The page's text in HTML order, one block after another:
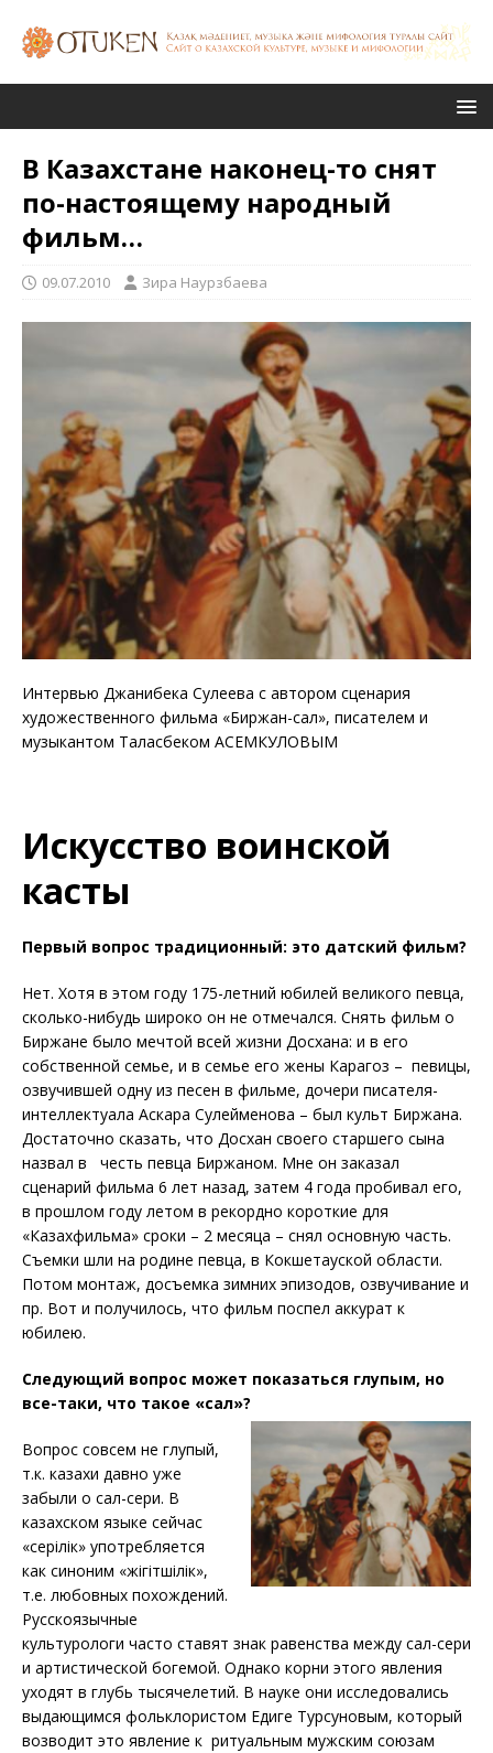
В Казахстане наконец-то снят
по-настоящему народный
фильм…
09.07.2010 Зира Наурзбаева
Интервью Джанибека Сулеева с автором сценария
художественного фильма «Биржан-сал», писателем и
музыкантом Таласбеком АСЕМКУЛОВЫМ
Искусство воинской
касты
Первый вопрос традиционный: это датский фильм?
Нет. Хотя в этом году 175-летний юбилей великого певца,
сколько-нибудь широко он не отмечался. Снять фильм о
Биржане было мечтой всей жизни Досхана: и в его
собственной семье, и в семье его жены Карагоз – певицы,
озвучившей одну из песен в фильме, дочери писателя-
интеллектуала Аскара Сулейменова – был культ Биржана.
Достаточно сказать, что Досхан своего старшего сына
назвал в честь певца Биржаном. Мне он заказал
сценарий фильма 6 лет назад, затем 4 года пробивал его,
в прошлом году летом в рекордно короткие для
«Казахфильма» сроки – 2 месяца – снял основную часть.
Съемки шли на родине певца, в Кокшетауской области.
Потом монтаж, досъемка зимних эпизодов, озвучивание и
пр. Вот и получилось, что фильм поспел аккурат к
юбилею.
Следующий вопрос может показаться глупым, но
все-таки, что такое «сал»?
Вопрос совсем не глупый,
т.к. казахи давно уже
забыли о сал-сери. В
казахском языке сейчас
«серілік» употребляется
как синоним «жігітшілік»,
т.е. любовных похождений.
Русскоязычные
культурологи часто ставят знак равенства между сал-сери
и артистической богемой. Однако корни этого явления
уходят в глубь тысячелетий. В науке они исследовались
выдающимся фольклористом Едиге Турсуновым, который
возводит это явление к ритуальным мужским союзам